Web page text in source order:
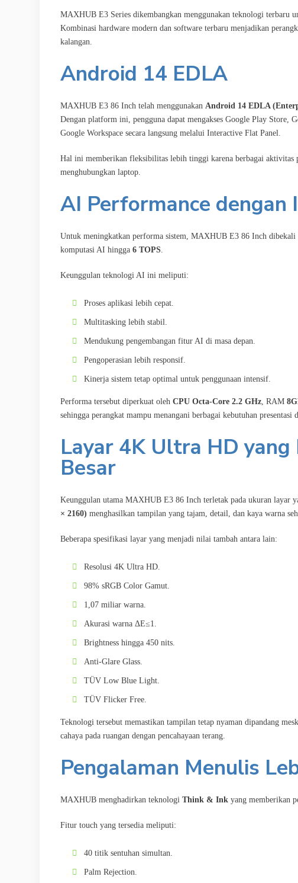
MAXHUB E3 Series dikembangkan menggunakan teknologi terbaru
Kombinasi hardware modern dan software terbaru menjadikan
kalangan.
Android 14 EDLA
MAXHUB E3 86 Inch telah menggunakan Android 14 EDLA
Dengan platform ini, pengguna dapat mengakses Google Play Store,
Google Workspace secara langsung melalui Interactive Flat Panel.
Hal ini memberikan fleksibilitas lebih tinggi karena berbagai aktivitas
menghubungkan laptop.
AI Performance dengan
Untuk meningkatkan performa sistem, MAXHUB E3 86 Inch dibekali
komputasi AI hingga 6 TOPS
Keunggulan teknologi AI ini meliputi:
Proses aplikasi lebih cepat.
Multitasking lebih stabil.
Mendukung pengembangan fitur AI di masa depan.
Pengoperasian lebih responsif.
Kinerja sistem tetap optimal untuk penggunaan intensif.
Performa tersebut diperkuat oleh CPU Octa-Core 2.2 GHz , RAM
sehingga perangkat mampu menangani berbagai kebutuhan presentasi
Layar 4K Ultra HD
Besar
Keunggulan utama MAXHUB E3 86 Inch terletak pada ukuran layar
× 2160) menghasilkan tampilan yang tajam, detail, dan kaya warna
Beberapa spesifikasi layar yang menjadi nilai tambah antara lain:
Resolusi 4K Ultra HD.
98% sRGB Color Gamut.
1,07 miliar warna.
Akurasi warna ΔE≤1.
Brightness hingga 450 nits.
Anti-Glare Glass.
TÜV Low Blue Light.
TÜV Flicker Free.
Teknologi tersebut memastikan tampilan tetap nyaman dipandang
cahaya pada ruangan dengan pencahayaan terang.
Pengalaman Menulis
MAXHUB menghadirkan teknologi Think & Ink yang memberikan
Fitur touch yang tersedia meliputi:
40 titik sentuhan simultan.
Palm Rejection.